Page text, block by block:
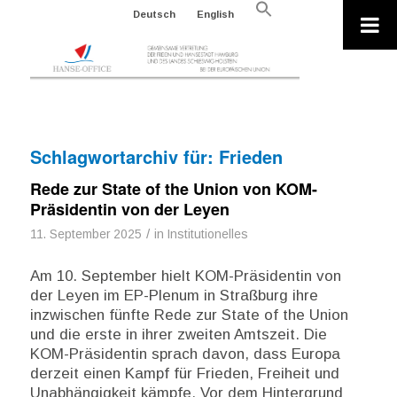
Deutsch English
Search
Schlagwortarchiv für: Frieden
Rede zur State of the Union von KOM-
Präsidentin von der Leyen
11. September 2025 / in Institutionelles
Am 10. September hielt KOM-Präsidentin von
der Leyen im EP-Plenum in Straßburg ihre
inzwischen fünfte Rede zur State of the Union
und die erste in ihrer zweiten Amtszeit. Die
KOM-Präsidentin sprach davon, dass Europa
derzeit einen Kampf für Frieden, Freiheit und
Unabhängigkeit kämpfe. Vor dem Hintergrund